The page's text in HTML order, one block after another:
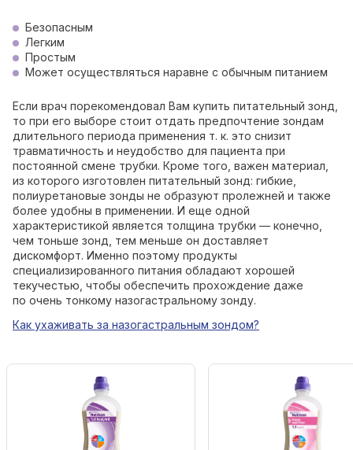
Безопасным
Легким
Простым
Может осуществляться наравне с обычным питанием
Если врач порекомендовал Вам купить питательный зонд,
то при его выборе стоит отдать предпочтение зондам
длительного периода применения т. к. это снизит
травматичность и неудобство для пациента при
постоянной смене трубки. Кроме того, важен материал,
из которого изготовлен питательный зонд: гибкие,
полиуретановые зонды не образуют пролежней и также
более удобны в применении. И еще одной
характеристикой является толщина трубки — конечно,
чем тоньше зонд, тем меньше он доставляет
дискомфорт. Именно поэтому продукты
специализированного питания обладают хорошей
текучестью, чтобы обеспечить прохождение даже
по очень тонкому назогастральному зонду.
Как ухаживать за назогастральным зондом?